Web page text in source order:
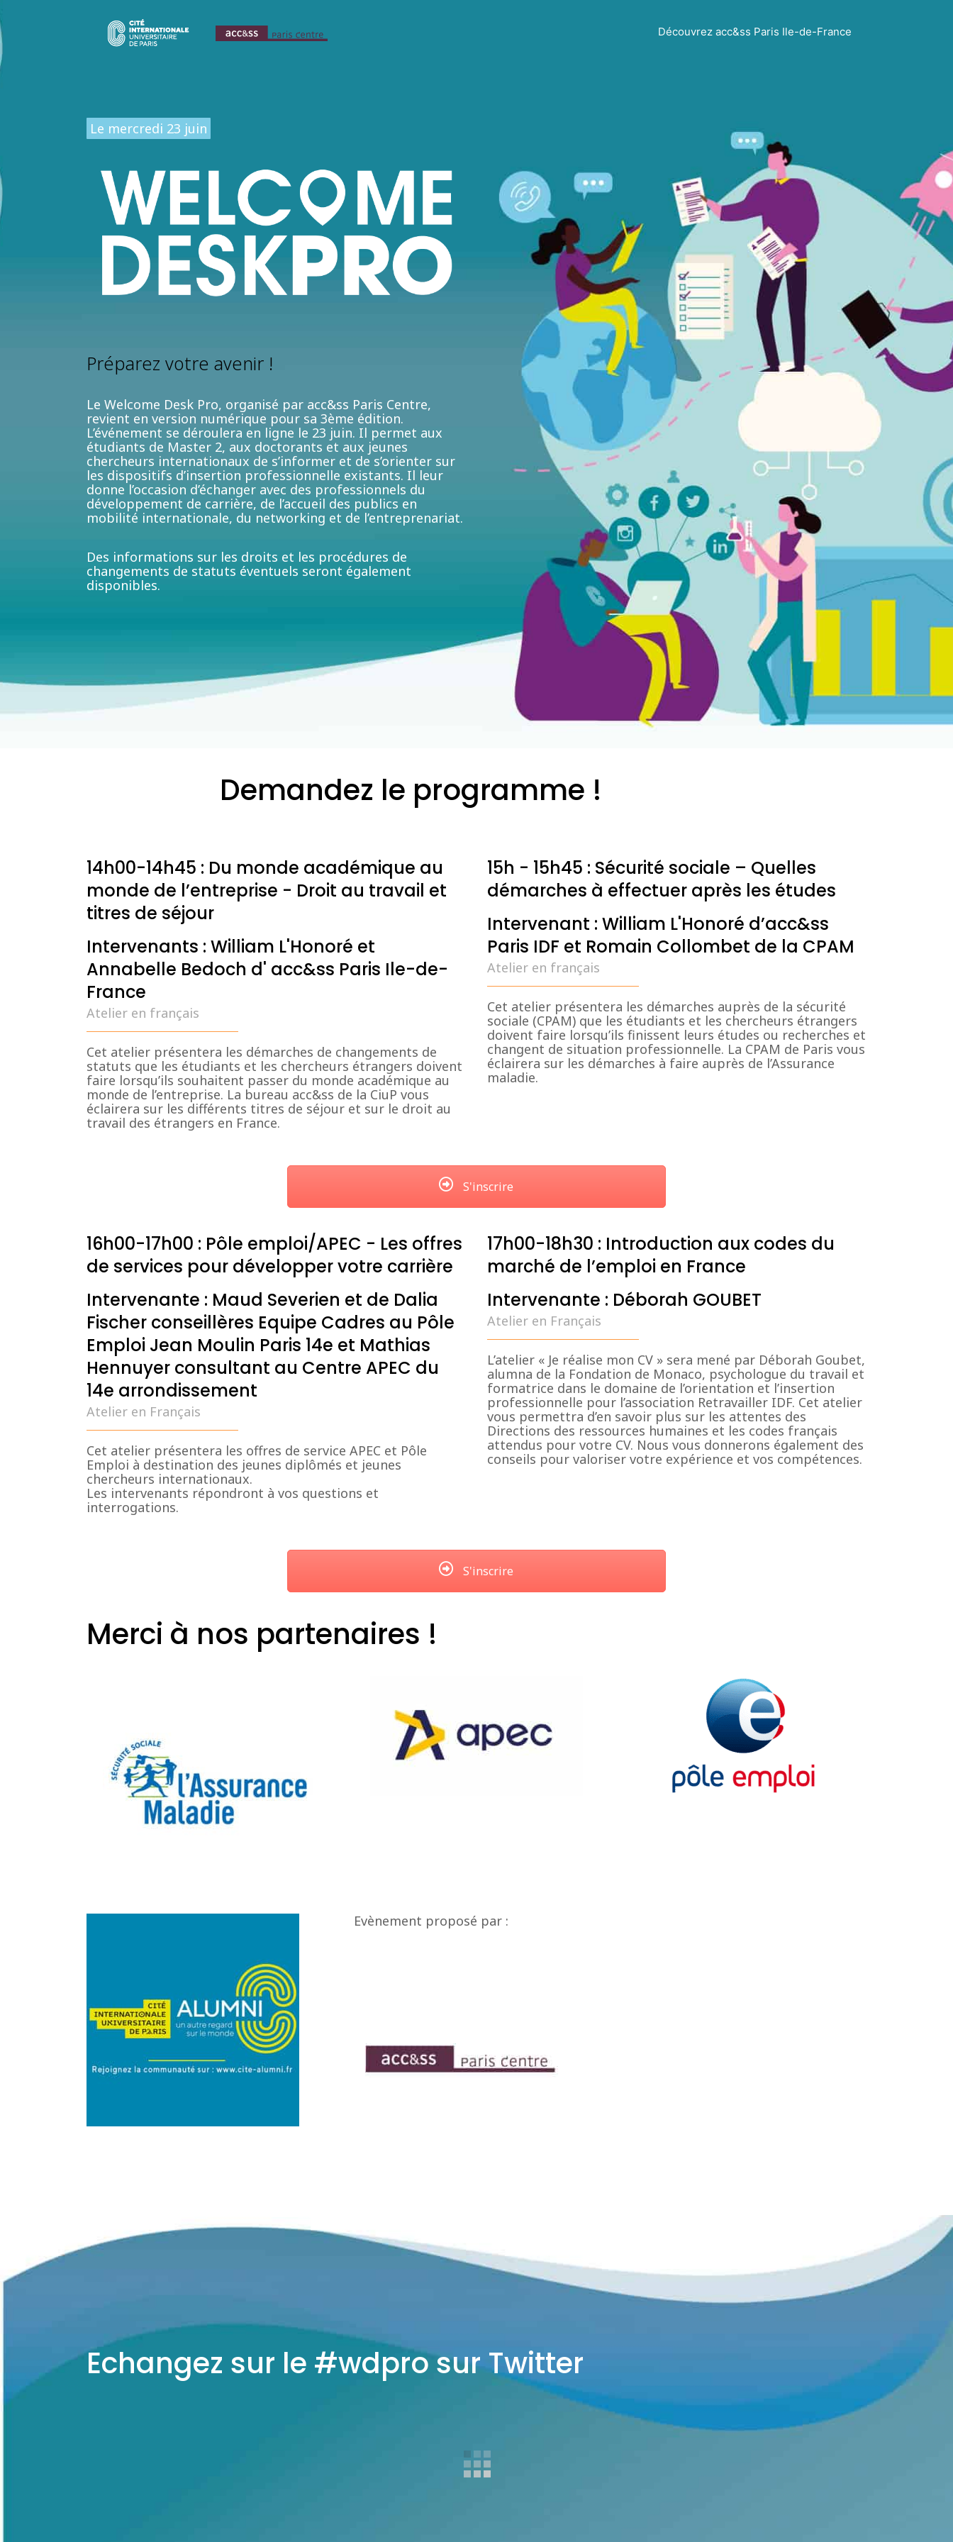
Découvrez acc&ss Paris Ile-de-France
Le mercredi 23 juin
Préparez votre avenir !
Le Welcome Desk Pro, organisé par acc&ss Paris Centre,
revient en version numérique pour sa 3ème édition.
L’événement se déroulera en ligne le 23 juin. Il permet aux
étudiants de Master 2, aux doctorants et aux jeunes
chercheurs internationaux de s’informer et de s’orienter sur
les dispositifs d’insertion professionnelle existants. Il leur
donne l’occasion d’échanger avec des professionnels du
développement de carrière, de l’accueil des publics en
mobilité internationale, du networking et de l’entreprenariat.
Des informations sur les droits et les procédures de
changements de statuts éventuels seront également
disponibles.
Demandez le programme !
14h00-14h45 : Du monde académique au
monde de l’entreprise - Droit au travail et
titres de séjour
Intervenants : William L'Honoré et
Annabelle Bedoch d' acc&ss Paris Ile-de-
France
Atelier en français
Cet atelier présentera les démarches de changements de
statuts que les étudiants et les chercheurs étrangers doivent
faire lorsqu’ils souhaitent passer du monde académique au
monde de l’entreprise. La bureau acc&ss de la CiuP vous
éclairera sur les différents titres de séjour et sur le droit au
travail des étrangers en France.
15h - 15h45 : Sécurité sociale – Quelles
démarches à effectuer après les études
Intervenant : William L'Honoré d’acc&ss
Paris IDF et Romain Collombet de la CPAM
Atelier en français
Cet atelier présentera les démarches auprès de la sécurité
sociale (CPAM) que les étudiants et les chercheurs étrangers
doivent faire lorsqu’ils finissent leurs études ou recherches et
changent de situation professionnelle. La CPAM de Paris vous
éclairera sur les démarches à faire auprès de l’Assurance
maladie.
S'inscrire
16h00-17h00 : Pôle emploi/APEC - Les offres
de services pour développer votre carrière
Intervenante : Maud Severien et de Dalia
Fischer conseillères Equipe Cadres au Pôle
Emploi Jean Moulin Paris 14e et Mathias
Hennuyer consultant au Centre APEC du
14e arrondissement
Atelier en Français
Cet atelier présentera les offres de service APEC et Pôle
Emploi à destination des jeunes diplômés et jeunes
chercheurs internationaux.
Les intervenants répondront à vos questions et
interrogations.
17h00-18h30 : Introduction aux codes du
marché de l’emploi en France
Intervenante : Déborah GOUBET
Atelier en Français
L’atelier « Je réalise mon CV » sera mené par Déborah Goubet,
alumna de la Fondation de Monaco, psychologue du travail et
formatrice dans le domaine de l’orientation et l’insertion
professionnelle pour l’association Retravailler IDF. Cet atelier
vous permettra d’en savoir plus sur les attentes des
Directions des ressources humaines et les codes français
attendus pour votre CV. Nous vous donnerons également des
conseils pour valoriser votre expérience et vos compétences.
S'inscrire
Merci à nos partenaires !
Evènement proposé par :
Echangez sur le #wdpro sur Twitter